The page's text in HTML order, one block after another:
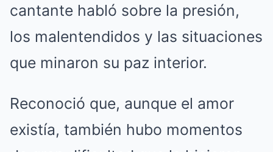
cantante habló sobre la presión,
los malentendidos y las situaciones
que minaron su paz interior.
Reconoció que, aunque el amor
existía, también hubo momentos